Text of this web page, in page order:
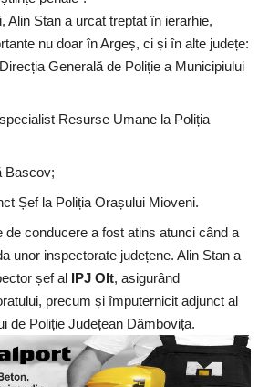
Alin Stan a urcat treptat în ierarhie,
nu doar în Argeș, ci și în alte județe:
Generală de Poliție a Municipiului
Resurse Umane la Poliția
Bascov;
Șef la Poliția Orașului Mioveni.
de conducere a fost atins atunci când a
unor inspectorate județene. Alin Stan a
șef al IPJ Olt, asigurând
precum și împuternicit adjunct al
de Poliție Județean Dâmbovița.